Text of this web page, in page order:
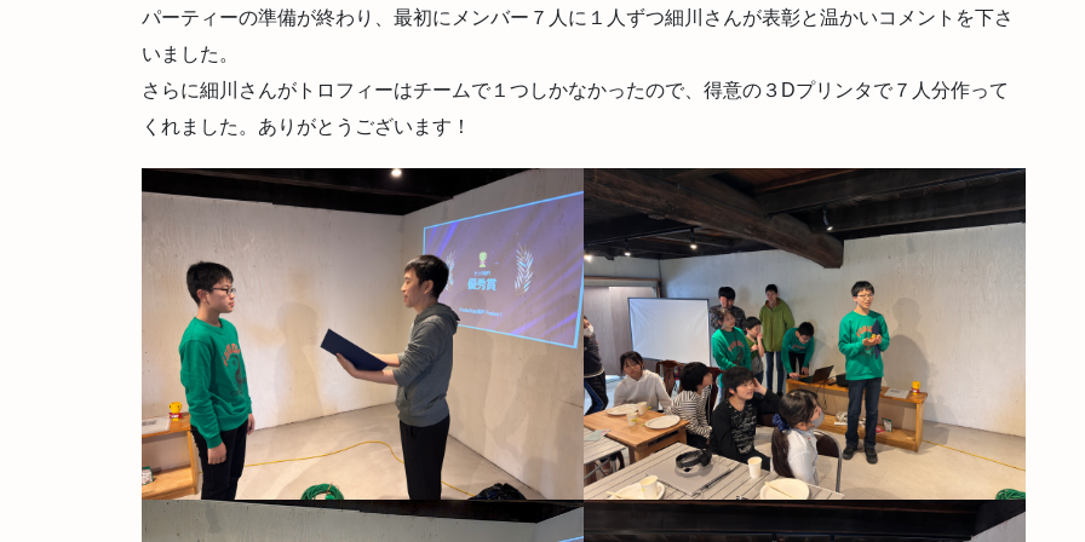
パーティーの準備が終わり、最初にメンバー７人に１人ずつ細川さんが表彰と温かいコメントを下さ
いました。
さらに細川さんがトロフィーはチームで１つしかなかったので、得意の３Dプリンタで７人分作って
くれました。ありがとうございます！